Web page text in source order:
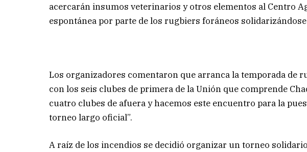
acercarán insumos veterinarios y otros elementos al Centro
espontánea por parte de los rugbiers foráneos
Los organizadores comentaron que arranca la temporada de
con los seis clubes de primera de la Unión que comprende
cuatro clubes de afuera y hacemos este encuentro para la
torneo largo oficial”.
A raíz de los incendios se decidió organizar un torneo